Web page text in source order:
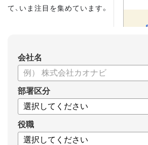
て、いま注目を集めています。
・OKRと従来の目標管理制度
との違い
・OKRを導入、運用するにはどうすれば
・OKRの運用を助けるツール
についてまとめましたので、ぜひお役立て
会社名
部署区分
役職